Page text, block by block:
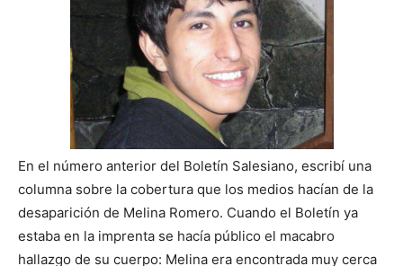
En el número anterior del Boletín Salesiano, escribí una
columna sobre la cobertura que los medios hacían de la
desaparición de Melina Romero. Cuando el Boletín ya
estaba en la imprenta se hacía público el macabro
hallazgo de su cuerpo: Melina era encontrada muy cerca